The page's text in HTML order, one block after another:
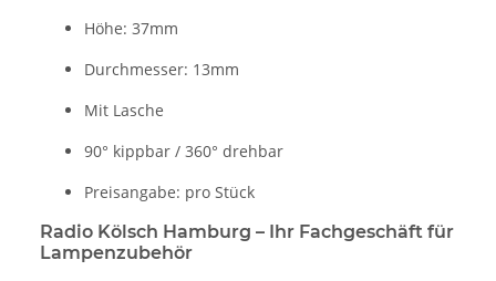
Höhe: 37mm
Durchmesser: 13mm
Mit Lasche
90° kippbar / 360° drehbar
Preisangabe: pro Stück
Radio Kölsch Hamburg – Ihr Fachgeschäft für
Lampenzubehör